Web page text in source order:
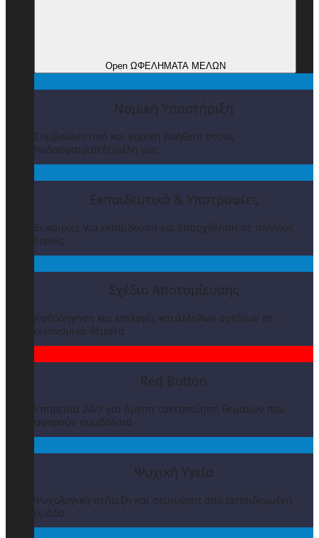
Open ΩΦΕΛΗΜΑΤΑ ΜΕΛΩΝ
Νομική Υποστήριξη
Συμβουλευτική και νομική βοήθεια στους
ποδοσφαιριστές/μέλη μας
Εκπαιδευτικά & Υποτροφίες
Ευκαιρίες για εκπαίδευση και επασχόληση σε πολλούς
τομείς
Σχέδιο Αποταμίευσης
Καθοδήγηση και επιλογές κατάλληλων σχεδίων σε
οικονομικά θέματα
Red Button
Υπηρεσία 24/7 για άμεση τακτοποίηση θεμάτων που
αφορούν συμβόλαια
Ψυχική Υγεία
Ψυχολογική στήριξη και σεμινάρια από εκπαιδευμένη
ομάδα